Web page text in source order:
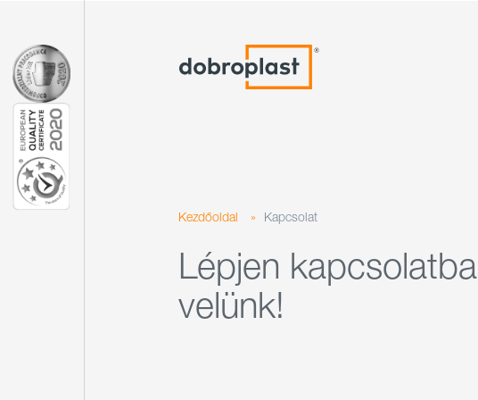
Kezdőoldal » Kapcsolat
Lépjen kapcsolatba
velünk!